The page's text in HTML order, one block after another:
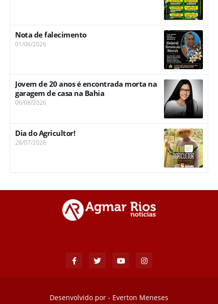
Nota de falecimento
01/06/2026
Jovem de 20 anos é encontrada morta na
garagem de casa na Bahia
06/08/2026
Dia do Agricultor!
28/07/2026
Desenvolvido por - Everton Meneses